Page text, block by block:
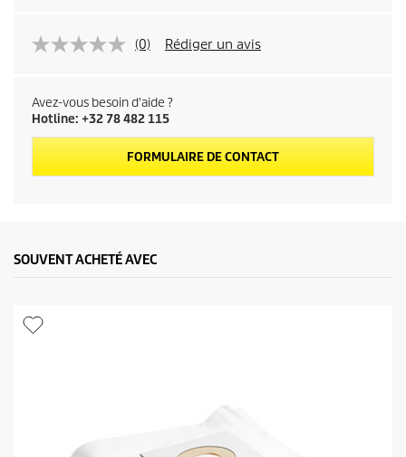
(0) Rédiger un avis
Avez-vous besoin d'aide ?
Hotline: +32 78 482 115
FORMULAIRE DE CONTACT
SOUVENT ACHETÉ AVEC